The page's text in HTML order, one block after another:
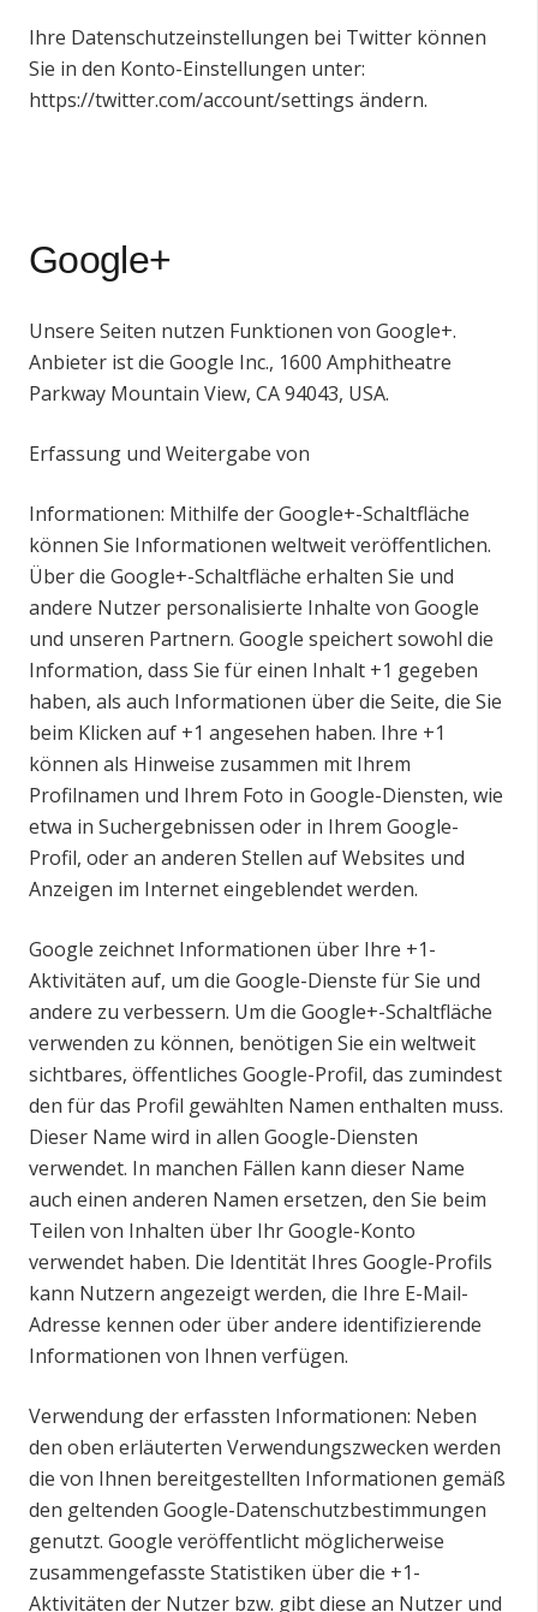
Ihre Datenschutzeinstellungen bei Twitter können
Sie in den Konto-Einstellungen unter:
https://twitter.com/account/settings ändern.
Google+
Unsere Seiten nutzen Funktionen von Google+.
Anbieter ist die Google Inc., 1600 Amphitheatre
Parkway Mountain View, CA 94043, USA.
Erfassung und Weitergabe von
Informationen: Mithilfe der Google+-Schaltfläche
können Sie Informationen weltweit veröffentlichen.
Über die Google+-Schaltfläche erhalten Sie und
andere Nutzer personalisierte Inhalte von Google
und unseren Partnern. Google speichert sowohl die
Information, dass Sie für einen Inhalt +1 gegeben
haben, als auch Informationen über die Seite, die Sie
beim Klicken auf +1 angesehen haben. Ihre +1
können als Hinweise zusammen mit Ihrem
Profilnamen und Ihrem Foto in Google-Diensten, wie
etwa in Suchergebnissen oder in Ihrem Google-
Profil, oder an anderen Stellen auf Websites und
Anzeigen im Internet eingeblendet werden.
Google zeichnet Informationen über Ihre +1-
Aktivitäten auf, um die Google-Dienste für Sie und
andere zu verbessern. Um die Google+-Schaltfläche
verwenden zu können, benötigen Sie ein weltweit
sichtbares, öffentliches Google-Profil, das zumindest
den für das Profil gewählten Namen enthalten muss.
Dieser Name wird in allen Google-Diensten
verwendet. In manchen Fällen kann dieser Name
auch einen anderen Namen ersetzen, den Sie beim
Teilen von Inhalten über Ihr Google-Konto
verwendet haben. Die Identität Ihres Google-Profils
kann Nutzern angezeigt werden, die Ihre E-Mail-
Adresse kennen oder über andere identifizierende
Informationen von Ihnen verfügen.
Verwendung der erfassten Informationen: Neben
den oben erläuterten Verwendungszwecken werden
die von Ihnen bereitgestellten Informationen gemäß
den geltenden Google-Datenschutzbestimmungen
genutzt. Google veröffentlicht möglicherweise
zusammengefasste Statistiken über die +1-
Aktivitäten der Nutzer bzw. gibt diese an Nutzer und